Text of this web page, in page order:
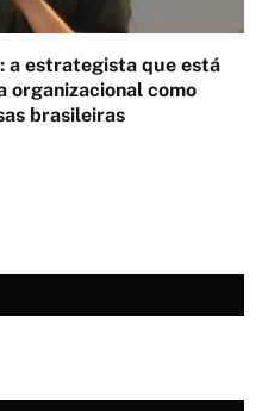
a estrategista que está
organizacional como
brasileiras